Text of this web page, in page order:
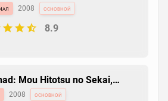
2008 основной
8.9
Mou Hitotsu no Sekai,
hen
2008 основной